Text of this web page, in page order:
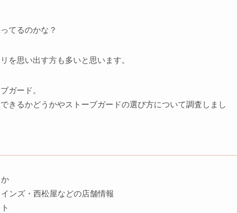
てるのかな？
を思い出す方も多いと思います。
ガード。
きるかどうかやストーブガードの選び方について調査しまし
ンズ・西松屋などの店舗情報